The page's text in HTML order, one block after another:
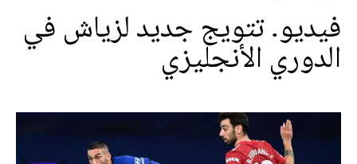
فيديو. تتويج جديد لزياش في
الدوري الأنجليزي